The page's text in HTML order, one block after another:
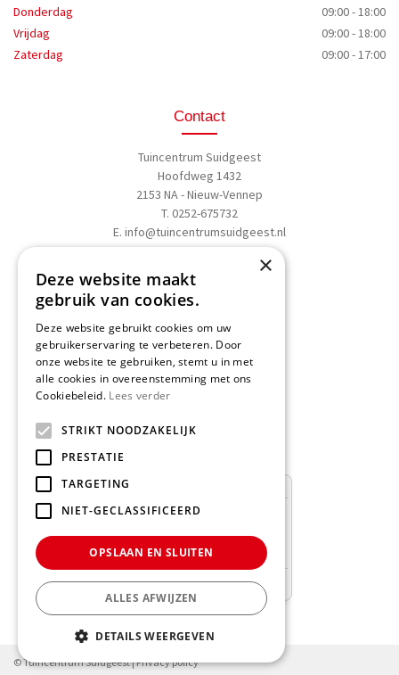
Donderdag
09:00 - 18:00
Vrijdag
09:00 - 18:00
Zaterdag
09:00 - 17:00
Contact
Tuincentrum Suidgeest
Hoofdweg 1432
2153 NA - Nieuw-Vennep
T. 0252-675732
E. info@tuincentrumsuidgeest.nl
Routebeschrijving
Schrijf een recensie
Nationale Tuinbon t.w.v. € 25,-!
© Tuincentrum Suidgeest |Privacy policy
×
Deze website maakt
gebruik van cookies.
Deze website gebruikt cookies om uw
gebruikerservaring te verbeteren. Door
onze website te gebruiken, stemt u in met
alle cookies in overeenstemming met ons
Cookiebeleid. Lees verder
STRIKT NOODZAKELIJK
PRESTATIE
TARGETING
NIET-GECLASSIFICEERD
OPSLAAN EN SLUITEN
ALLES AFWIJZEN
DETAILS WEERGEVEN